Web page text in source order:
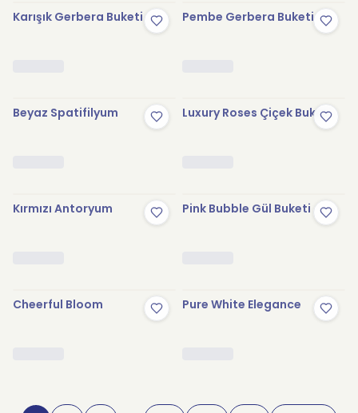
Karışık Gerbera Buketi Pembe Gerbera Buketi
Beyaz Spatifilyum Luxury Roses Çiçek Buketi
Kırmızı Antoryum Pink Bubble Gül Buketi
Cheerful Bloom Pure White Elegance